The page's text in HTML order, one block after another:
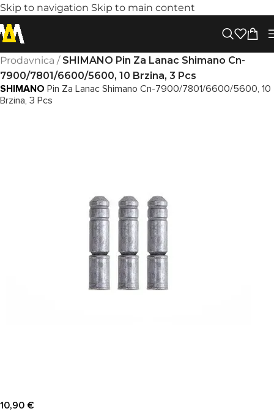
Skip to navigation Skip to main content
Prodavnica / SHIMANO Pin Za Lanac Shimano Cn-
7900/7801/6600/5600, 10 Brzina, 3 Pcs
SHIMANO Pin Za Lanac Shimano Cn-7900/7801/6600/5600, 10
Brzina, 3 Pcs
10,90 €